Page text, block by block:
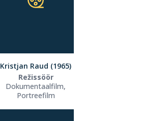
Kristjan Raud (1965)
Režissöör
Dokumentaalfilm,
Portreefilm